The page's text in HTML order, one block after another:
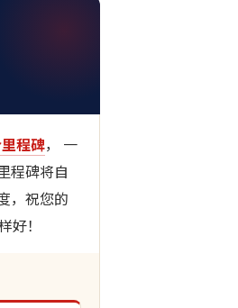
程碑， 一
程碑将自
，祝您的
好！